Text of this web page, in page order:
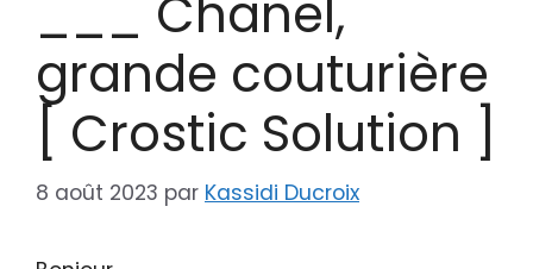
___ Chanel,
grande couturière
[ Crostic Solution ]
8 août 2023 par Kassidi Ducroix